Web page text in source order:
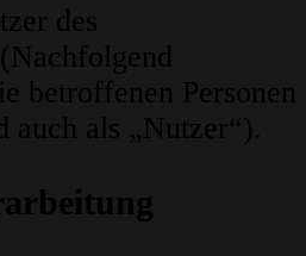
des
betroffenen Personen
auch als „Nutzer“).